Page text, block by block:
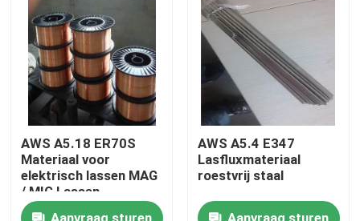
Thuis
AWS A5.18 ER70S
Materiaal voor
elektrisch lassen MAG
/ MIG Lassen
Aanvraag sturen
AWS A5.4 E347
Lasfluxmateriaal
roestvrij staal
Aanvraag sturen